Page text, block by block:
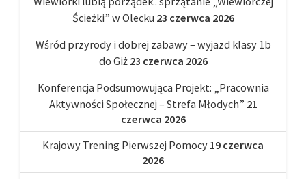
Ścieżki” w Olecku 23 czerwca 2026
Wśród przyrody i dobrej zabawy – wyjazd klasy 1b
do Giż 23 czerwca 2026
Konferencja Podsumowująca Projekt: „Pracownia
Aktywności Społecznej – Strefa Młodych” 21
czerwca 2026
Krajowy Trening Pierwszej Pomocy 19 czerwca
2026